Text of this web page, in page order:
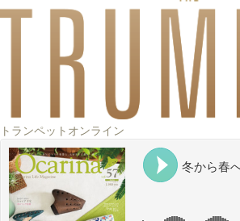
トランペットオンライン